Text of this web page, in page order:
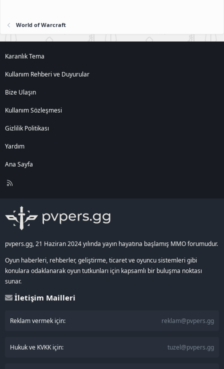
World of Warcraft
Karanlık Tema
Kullanım Rehberi ve Duyurular
Bize Ulaşın
Kullanım Sözleşmesi
Gizlilik Politikası
Yardım
Ana Sayfa
R
pvpers.gg, 21 Haziran 2024 yılında yayın hayatına başlamış MMO forumudur.
Oyun haberleri, rehberler, geliştirme, ticaret ve oyuncu sistemleri gibi
konulara odaklanarak oyun tutkunları için kapsamlı bir buluşma noktası
sunar.
İletişim Mailleri
Reklam vermek için: reklam@pvpers.gg
Hukuk ve KVKK için: tuzel@pvpers.gg